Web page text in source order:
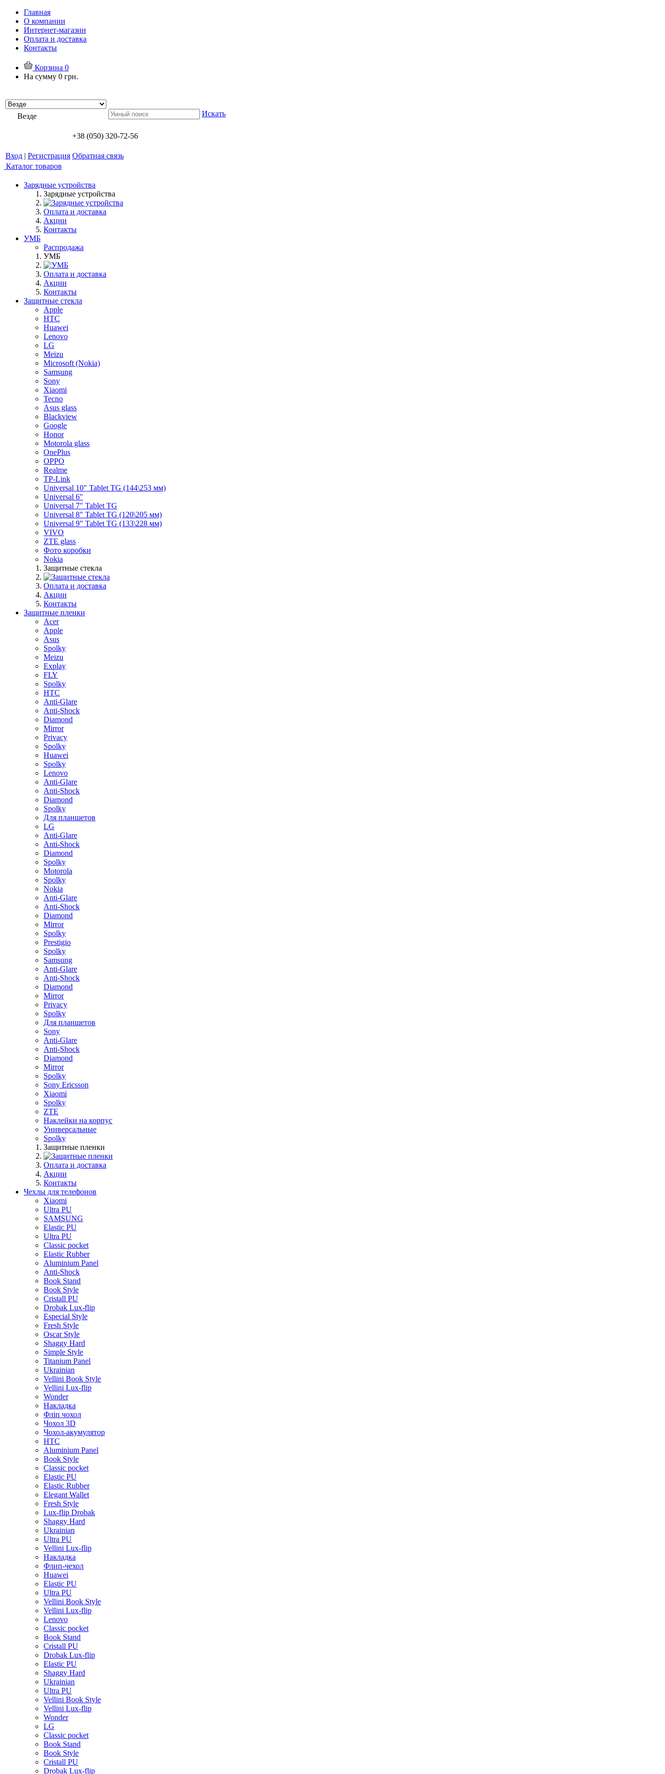
Главная
О компании
Интернет-магазин
Оплата и доставка
Контакты
Корзина 0
На сумму 0 грн.
Везде Искать
+38 (050) 320-72-56
Вход | Регистрация Обратная связь
Каталог товаров
Зарядные устройства
Зарядные устройства
Оплата и доставка
Акции
Контакты
УМБ
Распродажа
УМБ
Оплата и доставка
Акции
Контакты
Защитные стекла
Apple
HTC
Huawei
Lenovo
LG
Meizu
Microsoft (Nokia)
Samsung
Sony
Xiaomi
Tecno
Asus glass
Blackview
Google
Honor
Motorola glass
OnePlus
OPPO
Realme
TP-Link
Universal 10" Tablet TG (144\253 мм)
Universal 6"
Universal 7" Tablet TG
Universal 8" Tablet TG (120\205 мм)
Universal 9" Tablet TG (133\228 мм)
VIVO
ZTE glass
Фото коробки
Nokia
Защитные стекла
Оплата и доставка
Акции
Контакты
Защитные пленки
Acer
Apple
Asus
Spolky
Meizu
Explay
FLY
Spolky
HTC
Anti-Glare
Anti-Shock
Diamond
Mirror
Privacy
Spolky
Huawei
Spolky
Lenovo
Anti-Glare
Anti-Shock
Diamond
Spolky
Для планшетов
LG
Anti-Glare
Anti-Shock
Diamond
Spolky
Motorola
Spolky
Nokia
Anti-Glare
Anti-Shock
Diamond
Mirror
Spolky
Prestigio
Spolky
Samsung
Anti-Glare
Anti-Shock
Diamond
Mirror
Privacy
Spolky
Для планшетов
Sony
Anti-Glare
Anti-Shock
Diamond
Mirror
Spolky
Sony Ericsson
Xiaomi
Spolky
ZTE
Наклейки на корпус
Универсальные
Spolky
Защитные пленки
Оплата и доставка
Акции
Контакты
Чехлы для телефонов
Xiaomi
Ultra PU
SAMSUNG
Elastic PU
Ultra PU
Classic pocket
Elastic Rubber
Aluminium Panel
Anti-Shock
Book Stand
Book Style
Cristall PU
Drobak Lux-flip
Especial Style
Fresh Style
Oscar Style
Shaggy Hard
Simple Style
Titanium Panel
Ukrainian
Vellini Book Style
Vellini Lux-flip
Wonder
Накладка
Фліп чохол
Чохол 3D
Чохол-акумулятор
HTC
Aluminium Panel
Book Style
Classic pocket
Elastic PU
Elastic Rubber
Elegant Wallet
Fresh Style
Lux-flip Drobak
Shaggy Hard
Ukrainian
Ultra PU
Vellini Lux-flip
Накладка
Флип-чехол
Huawei
Elastic PU
Ultra PU
Vellini Book Style
Vellini Lux-flip
Lenovo
Classic pocket
Book Stand
Cristall PU
Drobak Lux-flip
Elastic PU
Shaggy Hard
Ukrainian
Ultra PU
Vellini Book Style
Vellini Lux-flip
Wonder
LG
Classic pocket
Book Stand
Book Style
Cristall PU
Drobak Lux-flip